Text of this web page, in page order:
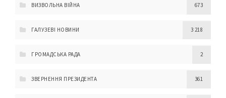
ВИЗВОЛЬНА ВІЙНА 673
ГАЛУЗЕВІ НОВИНИ 3 218
ГРОМАДСЬКА РАДА 2
ЗВЕРНЕННЯ ПРЕЗИДЕНТА 361